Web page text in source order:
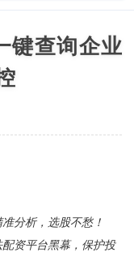
键查询企业
分析，选股不愁！
资平台黑幕，保护投